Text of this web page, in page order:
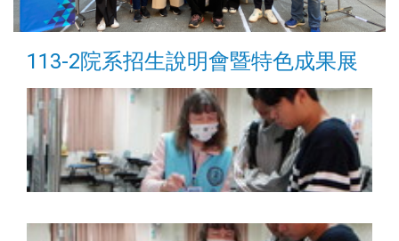
113-2院系招生說明會暨特色成果展